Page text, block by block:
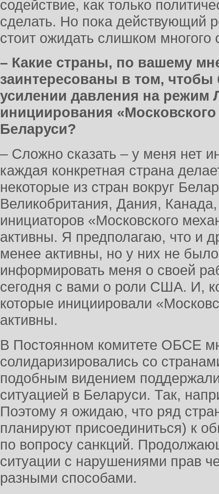
содействие, как только
сделать. Но пока действующий
стоит ожидать слишком
– Какие страны, по вашему
заинтересованы в том,
усилении давления на режим
инициирования
Беларуси?
– Сложно сказать – у меня нет
каждая конкретная страна
некоторые из стран вокруг
Великобритания, Дания,
инициаторов «Московского
активны. Я предполагаю, что и
менее активны, но у них не
информировать меня о своей
сегодня с вами о роли США. И,
которые инициировали
активны.
В Постоянном комитете ОБСЕ
солидаризировались со
подобным видением
ситуацией в Беларуси. Так,
Поэтому я ожидаю, что ряд
планируют присоединиться) к
по вопросу санкций.
ситуации с нарушениями прав
разными способами.